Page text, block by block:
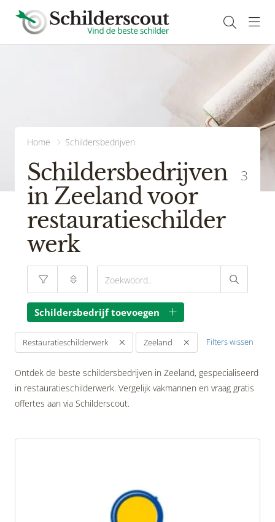
Home Schildersbedrijven
Schildersbedrijven
in Zeeland voor
restauratieschilder
werk
3
Schildersbedrijf toevoegen
Restauratieschilderwerk Zeeland Filters wissen
Ontdek de beste schildersbedrijven in Zeeland, gespecialiseerd
in restauratieschilderwerk. Vergelijk vakmannen en vraag gratis
offertes aan via Schilderscout.